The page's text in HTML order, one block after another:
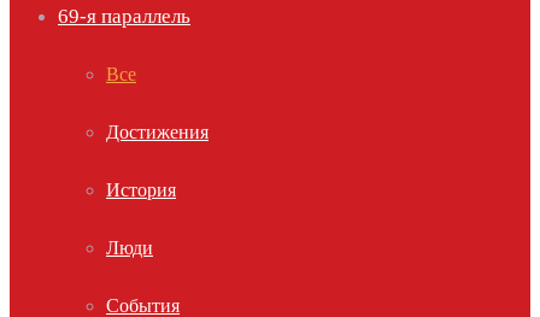
69-я параллель
Все
Достижения
История
Люди
События